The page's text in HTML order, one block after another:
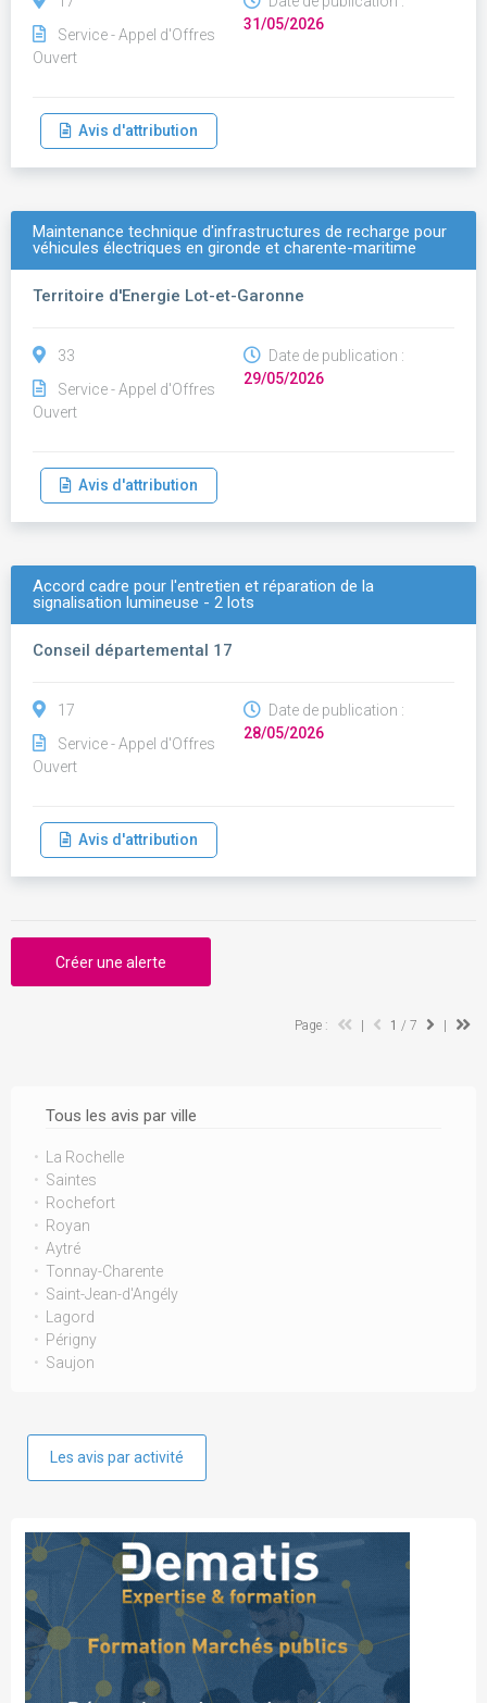
Tous les avis par ville
La Rochelle
Saintes
Rochefort
Royan
Aytré
Tonnay-Charente
Saint-Jean-d'Angély
Lagord
Périgny
Saujon
Les avis par activité
Service - Appel d'Offres
Ouvert
31/05/2026
Avis d'attribution
Maintenance technique d'infrastructures de recharge pour
véhicules électriques en gironde et charente-maritime
Territoire d'Energie Lot-et-Garonne
33
Service - Appel d'Offres
Ouvert
Date de publication :
29/05/2026
Avis d'attribution
Accord cadre pour l'entretien et réparation de la
signalisation lumineuse - 2 lots
Conseil départemental 17
17
Service - Appel d'Offres
Ouvert
Date de publication :
28/05/2026
Avis d'attribution
Créer une alerte
Page : 1 / 7